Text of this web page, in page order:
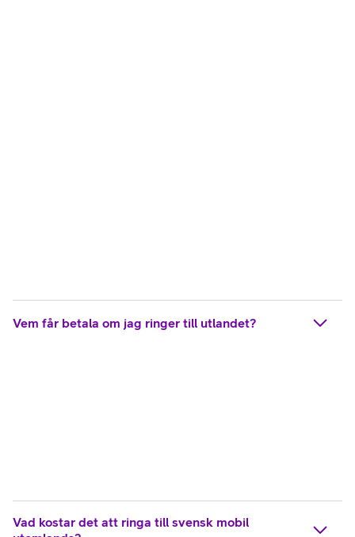
Vem får betala om jag ringer till utlandet?
Vad kostar det att ringa till svensk mobil